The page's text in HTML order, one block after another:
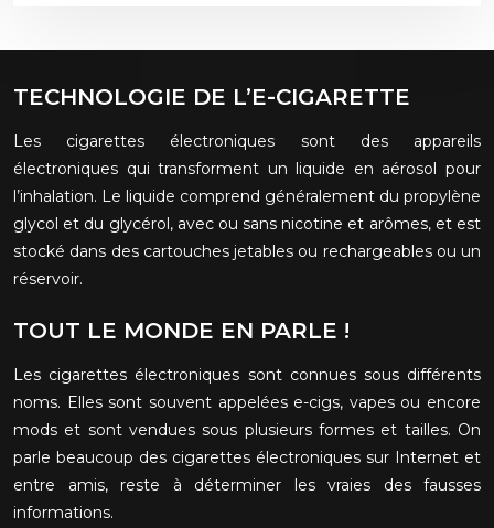
TECHNOLOGIE DE L’E-CIGARETTE
Les cigarettes électroniques sont des appareils
électroniques qui transforment un liquide en aérosol pour
l’inhalation. Le liquide comprend généralement du propylène
glycol et du glycérol, avec ou sans nicotine et arômes, et est
stocké dans des cartouches jetables ou rechargeables ou un
réservoir.
TOUT LE MONDE EN PARLE !
Les cigarettes électroniques sont connues sous différents
noms. Elles sont souvent appelées e-cigs, vapes ou encore
mods et sont vendues sous plusieurs formes et tailles. On
parle beaucoup des cigarettes électroniques sur Internet et
entre amis, reste à déterminer les vraies des fausses
informations.